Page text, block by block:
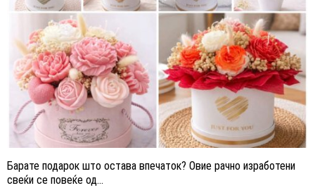
Барате подарок што остава впечаток? Овие рачно изработени
свеќи се повеќе од...